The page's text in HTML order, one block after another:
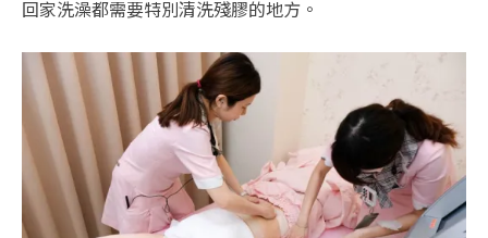
回家洗澡都需要特別清洗殘膠的地方。